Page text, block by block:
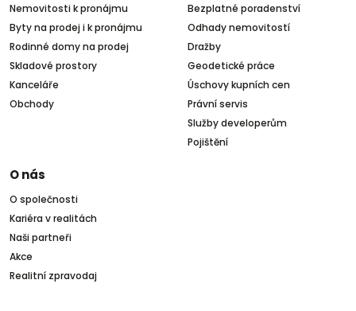
Nemovitosti k pronájmu
Byty na prodej i k pronájmu
Rodinné domy na prodej
Skladové prostory
Kanceláře
Obchody
Bezplatné poradenství
Odhady nemovitostí
Dražby
Geodetické práce
Úschovy kupních cen
Právní servis
Služby developerům
Pojištění
O nás
O společnosti
Kariéra v realitách
Naši partneři
Akce
Realitní zpravodaj